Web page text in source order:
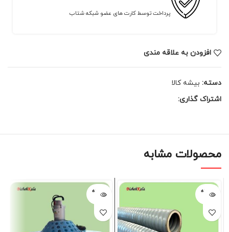
پرداخت توسط کارت های عضو شبکه شتاب
افزودن به علاقه مندی
دسته: بیشه کالا
اشتراک گذاری:
محصولات مشابه
فروخته
شده
فروخته
شده